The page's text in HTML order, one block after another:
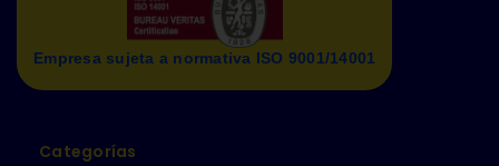
Empresa sujeta a normativa ISO 9001/14001
Categorías